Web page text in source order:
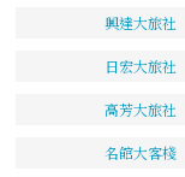
興達大旅社
日宏大旅社
高芳大旅社
名館大客棧